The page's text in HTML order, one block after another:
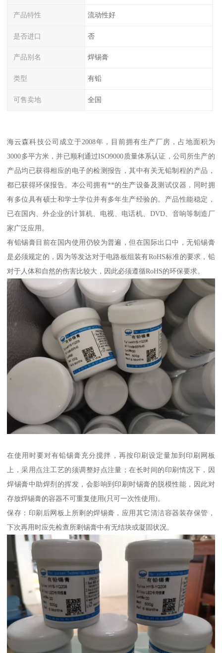
产品特性 流动性好
是否进口 否
产品别名 焊锡膏
类型 有铅
可售卖地 全国
海云森科技公司成立于2008年，目前拥有生产厂房，占地面积为
3000多平方米，并已顺利通过ISO9000质量体系认证，公司所生产的
产品均已获得相应的电子的检测报告，其中有关无铅制程的产品，
都已获得环保报告。本公司拥有**的生产设备及测试仪器，同时拥
有多位具有硕士和学士学位并有多年生产经验的。产品性能稳定，
已在国内、外企业的计算机、电视、电话机、DVD、音响等制造厂
家广泛应用。
有铅锡膏目前在国内使用仍较为普遍，但在国际出口中，无铅锡膏
是必须规定的，因为等发达对于电路板组装有RoHS标准的要求，铅
对于人体和自然的伤害比较大，因此必须遵循RoHS的环保要求。
在使用时要对有铅锡膏充分搅拌，再按印刷设定量加到印刷网板
上，采用点注工艺的须调整好点注量；在长时间的印刷情况下，因
焊锡膏中助焊剂的挥发，会影响到印刷时锡膏的脱模性能，因此对
存放焊锡膏的容器不可重复使用(只可一次性使用)。
保存：印刷后网板上所剩的焊锡膏，应用其它清洁容器装存保管，
下次再用时应先检查所剩锡膏中有无结块或凝固状况。